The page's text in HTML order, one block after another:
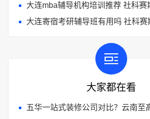
大连mba辅导机构培训推荐 社科赛斯MBA考
大连寄宿考研辅导班有用吗 社科赛斯考
大家都在看
五华一站式装修公司对比？云南至高新型建材